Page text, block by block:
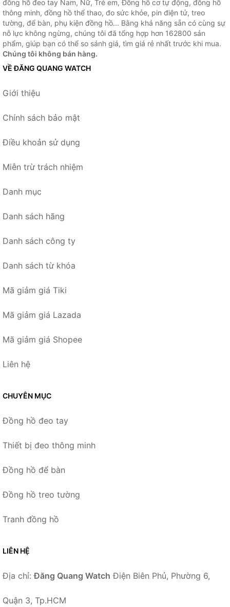
đồng hồ đeo tay Nam, Nữ, Trẻ em, Đồng hồ cơ tự động, đồng hồ
thông minh, đồng hồ thể thao, đo sức khỏe, pin điện tử, treo
tường, để bàn, phụ kiện đồng hồ... Bằng khả năng sẵn có cùng sự
nỗ lực không ngừng, chúng tôi đã tổng hợp hơn 162800 sản
phẩm, giúp bạn có thể so sánh giá, tìm giá rẻ nhất trước khi mua.
Chúng tôi không bán hàng.
VỀ ĐĂNG QUANG WATCH
Giới thiệu
Chính sách bảo mật
Điều khoản sử dụng
Miễn trừ trách nhiệm
Danh mục
Danh sách hãng
Danh sách công ty
Danh sách từ khóa
Mã giảm giá Tiki
Mã giảm giá Lazada
Mã giảm giá Shopee
Liên hệ
CHUYÊN MỤC
Đồng hồ đeo tay
Thiết bị đeo thông minh
Đồng hồ để bàn
Đồng hồ treo tường
Tranh đồng hồ
LIÊN HỆ
Địa chỉ:Đăng Quang Watch Điện Biên Phủ, Phường 6,
Quận 3, Tp.HCM